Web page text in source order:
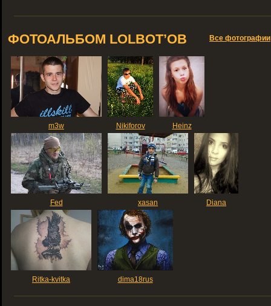
Все фотографии
ФОТОАЛЬБОМ LOLBOT’ОВ
m3w Nikiforov Heinz
Fed xasan Diana
Ritka-kvitka dima18rus